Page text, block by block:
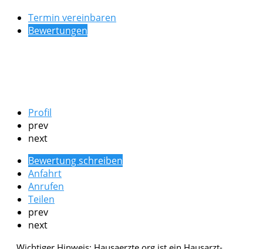
Termin vereinbaren
Bewertungen
Profil
prev
next
Bewertung schreiben
Anfahrt
Anrufen
Teilen
prev
next